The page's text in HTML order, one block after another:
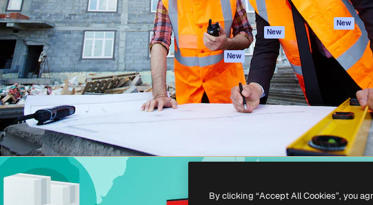
Conteúdo de stock
MCP para
Claude/ChatGPT
New
Agentes New
API
App móvel
Todas as
ferramentas
privacidade
Originais
New
Política de
Central de
confiabilidade
Afiliados
Empresas
Copyright © 2010- 2026 Freepik Company S.L.U. Todos os direitos reservados.
By clicking “Accept All Cookies”, you